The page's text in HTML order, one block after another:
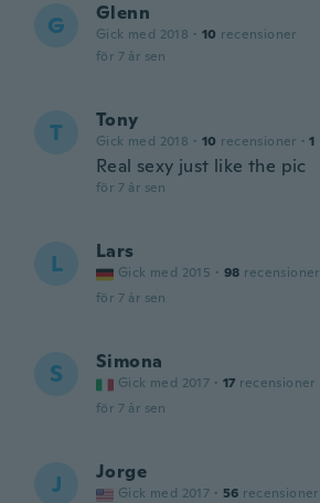
G Glenn
Gick med 2018 · 10 recensioner
för 7 år sen
T Tony
Gick med 2018 · 10 recensioner · 1
Real sexy just like the pic
för 7 år sen
L Lars
Gick med 2015 · 98 recensioner
för 7 år sen
S Simona
Gick med 2017 · 17 recensioner
för 7 år sen
J Jorge
Gick med 2017 · 56 recensioner